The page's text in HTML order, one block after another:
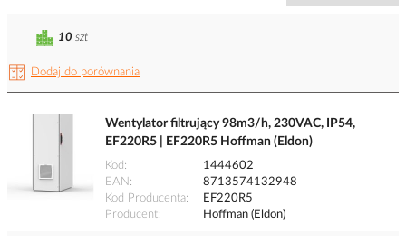
Dodaj do porównania
10 szt
Wentylator filtrujący 98m3/h, 230VAC, IP54,
EF220R5 | EF220R5 Hoffman (Eldon)
Kod
1444602
EAN
8713574132948
Kod Producenta
EF220R5
Producent
Hoffman (Eldon)